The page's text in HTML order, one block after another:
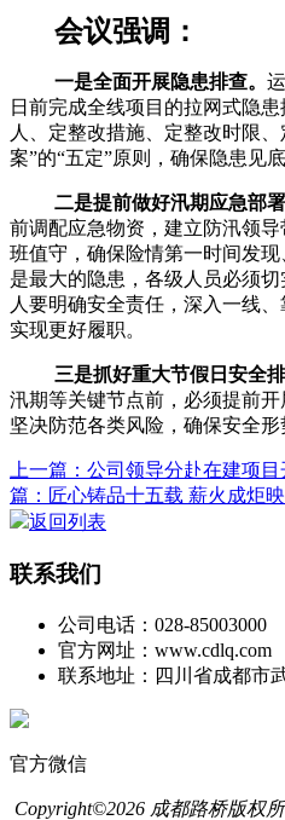
会议强调：
一是全面开展隐患排查。
日前完成全线项目的拉网式隐
人、定整改措施、定整改时限
案”的“五定”原则，确保隐患见底
二是提前做好汛期应急部
前调配应急物资，建立防汛领
班值守，确保险情第一时间发
是最大的隐患，各级人员必须
人要明确安全责任，深入一线
实现更好履职。
三是抓好重大节假日安全
汛期等关键节点前，必须提前开
坚决防范各类风险，确保安全形
上一篇：公司领导分赴在建项目
篇：匠心铸品十五载 薪火成炬
返回列表
联系我们
公司电话：028-85003000
官方网址：www.cdlq.com
联系地址：四川省成都市
官方微信
Copyright©2026 成都路桥版权所